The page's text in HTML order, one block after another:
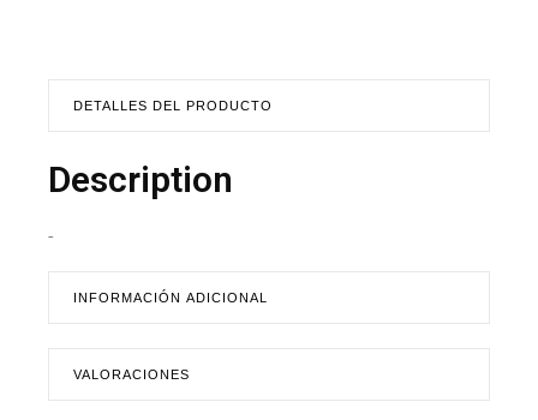
DETALLES DEL PRODUCTO
Description
-
INFORMACIÓN ADICIONAL
VALORACIONES